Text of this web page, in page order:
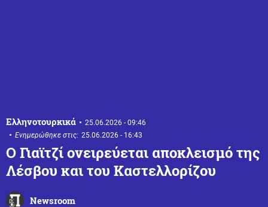
Ελληνοτουρκικά
25.06.2026 - 09:46
Ενημερώθηκε στις: 25.06.2026 - 16:43
Ο Γιαϊτζί ονειρεύεται αποκλεισμό της
Λέσβου και του Καστελλορίζου
Newsroom